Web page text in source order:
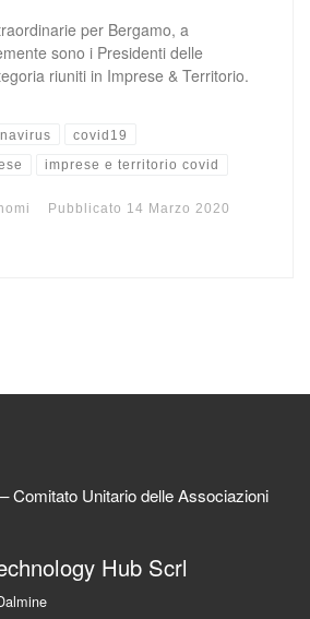
per Bergamo, a
sono i Presidenti delle
riuniti in Imprese & Territorio.
covid19
imprese e territorio covid
Pubblicato 14 Marzo 2020
Comitato Unitario delle Associazioni
Hub Scrl